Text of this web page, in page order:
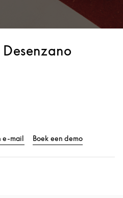
New Tab
e-mail Boek een demo